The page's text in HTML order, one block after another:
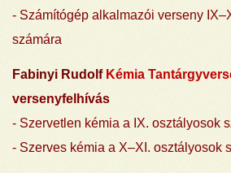
- Számítógép alkalmazói verseny
számára
Fabinyi RudolfKémia
versenyfelhívás
- Szervetlen kémia a IX. osztályosok
- Szerves kémia a X–XI. osztályosok